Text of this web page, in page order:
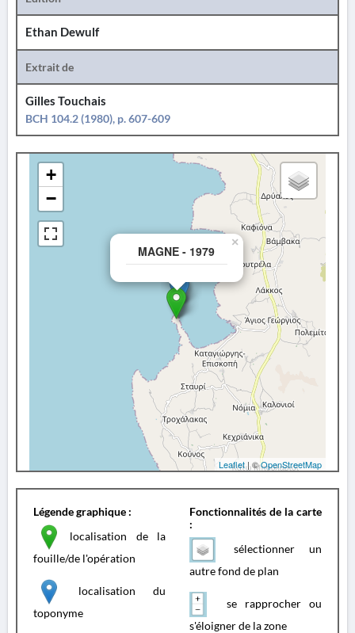
Ethan Dewulf
Extrait de
Gilles Touchais
BCH 104.2 (1980), p. 607-609
MAGNE - 1979
×
+
−
Leaflet| ©OpenStreetMap
Légende graphique :
localisation de la
fouille/de l'opération
localisation du
toponyme
Fonctionnalités de la carte
:
sélectionner un
autre fond de plan
se rapprocher ou
s'éloigner de la zone